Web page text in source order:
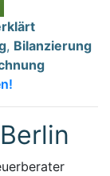
, Bilanzierung